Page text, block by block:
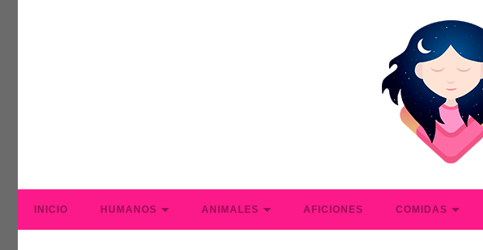
INICIO HUMANOS ANIMALES AFICIONES COMIDAS